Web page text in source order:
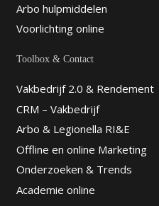
Arbo hulpmiddelen
Voorlichting online
Toolbox & Contact
Vakbedrijf 2.0 & Rendement
CRM – Vakbedrijf
Arbo & Legionella RI&E
Offline en online Marketing
Onderzoeken & Trends
Academie online